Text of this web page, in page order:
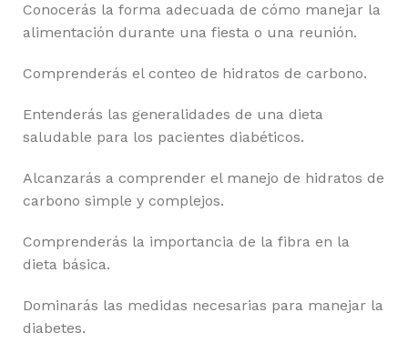
Conocerás la forma adecuada de cómo manejar la
alimentación durante una fiesta o una reunión.
Comprenderás el conteo de hidratos de carbono.
Entenderás las generalidades de una dieta
saludable para los pacientes diabéticos.
Alcanzarás a comprender el manejo de hidratos de
carbono simple y complejos.
Comprenderás la importancia de la fibra en la
dieta básica.
Dominarás las medidas necesarias para manejar la
diabetes.